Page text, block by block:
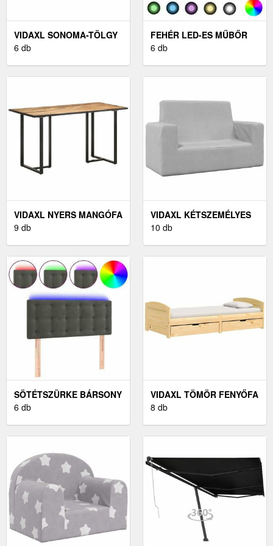
VIDAXL SONOMA-TÖLGY
FALRA SZERELHETŐ
6 db
FEHÉR LED-ES MŰBŐR
ÁGYKERET 180 X 200 CM
6 db
VIDAXL NYERS MANGÓFA
ÉTKEZŐASZTAL 140 CM
9 db
VIDAXL KÉTSZEMÉLYES
VILÁGOSSZÜRKE PUHA
10 db
SÖTÉTSZÜRKE BÁRSONY
LED-ES FEJTÁMLA
6 db
VIDAXL TÖMÖR FENYŐFA
KANAPÉÁGY FIÓKKAL 90
8 db